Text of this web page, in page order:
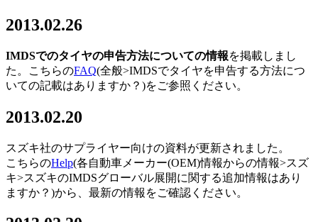
2013.02.26
IMDSでのタイヤの申告方法についての情報を掲載しまし
た。こちらのFAQ(全般>IMDSでタイヤを申告する方法につ
いての記載はありますか？)をご参照ください。
2013.02.20
スズキ社のサプライヤー向けの資料が更新されました。
こちらのHelp(各自動車メーカー(OEM)情報からの情報>スズ
キ>スズキのIMDSグローバル展開に関する追加情報はあり
ますか？)から、最新の情報をご確認ください。